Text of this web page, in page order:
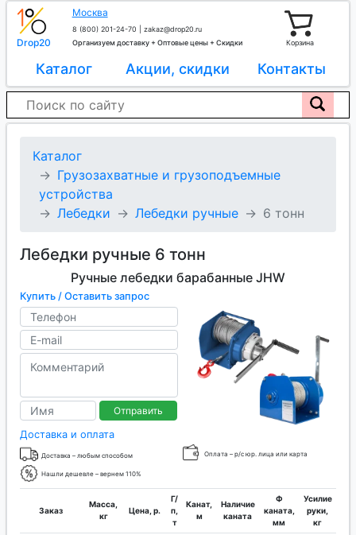
Drop20
Москва
8 (800) 201-24-70
zakaz@drop20.ru
Организуем доставку + Оптовые цены + Скидки
Корзина
Каталог Акции, скидки Контакты
Каталог
Грузозахватные и грузоподъемные
устройства
Лебедки
Лебедки ручные 6 тонн
Лебедки ручные 6 тонн
Ручные лебедки барабанные JHW
Купить / Оставить запрос
Отправить
Доставка и оплата
Доставка – любым способом Оплата – р/с юр. лица или карта
Нашли дешевле – вернем 110%
Заказ
Масса,
кг
Цена, р.
Г/
п,
т
Канат,
м
Наличие
каната
Ф
каната,
мм
Усилие
руки,
кг